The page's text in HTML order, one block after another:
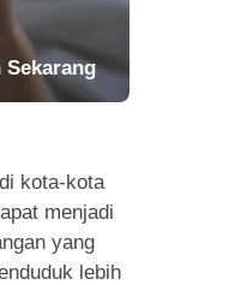
Sekarang
kota-kota
menjadi
yang
lebih